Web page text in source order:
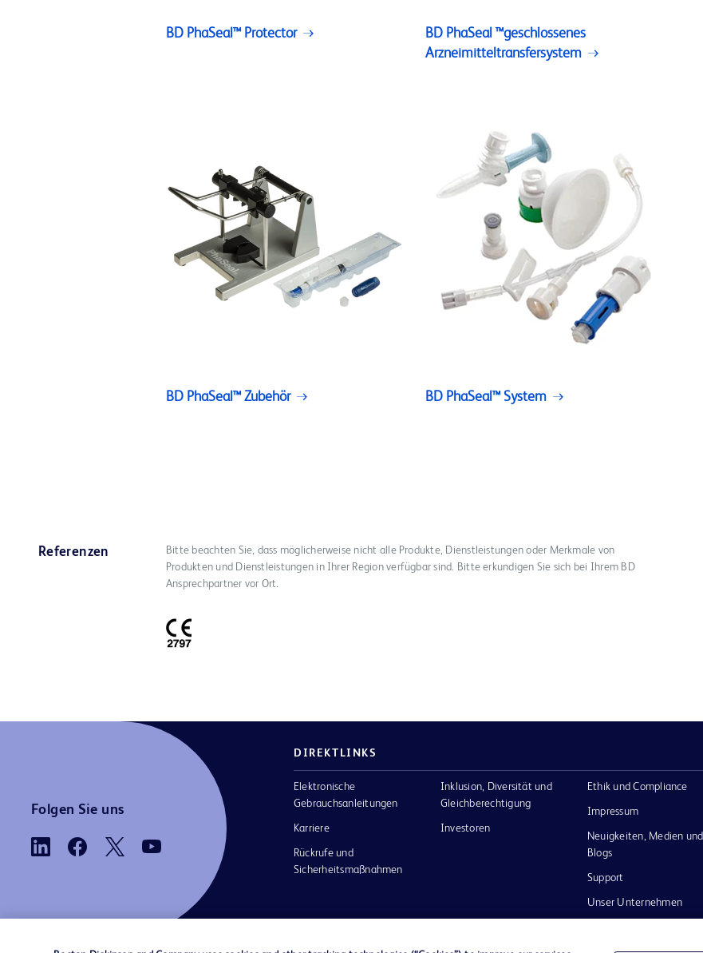
BD PhaSeal™ Protector
BD PhaSeal ™geschlossenes
Arzneimitteltransfersystem
BD PhaSeal™ Zubehör BD PhaSeal™ System
Referenzen
Bitte beachten Sie, dass möglicherweise nicht alle Produkte, Dienstleistungen oder Merkmale von
Produkten und Dienstleistungen in Ihrer Region verfügbar sind. Bitte erkundigen Sie sich bei Ihrem BD
Ansprechpartner vor Ort.
Folgen Sie uns
DIREKTLINKS
Elektronische
Gebrauchsanleitungen
Karriere
Rückrufe und
Sicherheitsmaßnahmen
Inklusion, Diversität und
Gleichberechtigung
Investoren
Ethik und Compliance
Impressum
Neuigkeiten, Medien und
Blogs
Support
Unser Unternehmen